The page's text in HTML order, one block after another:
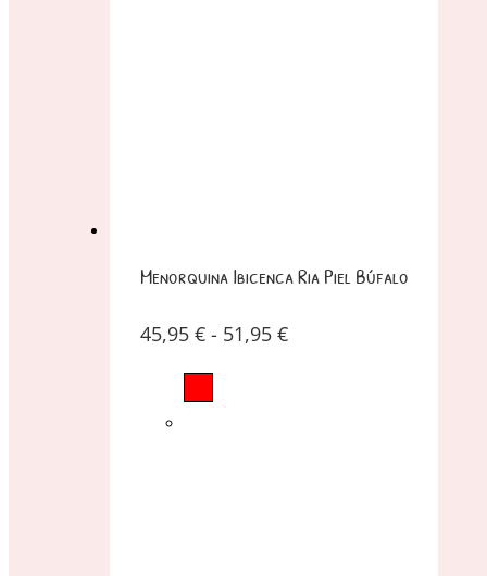
Menorquina Ibicenca Ria Piel Búfalo
45,95 € - 51,95 €